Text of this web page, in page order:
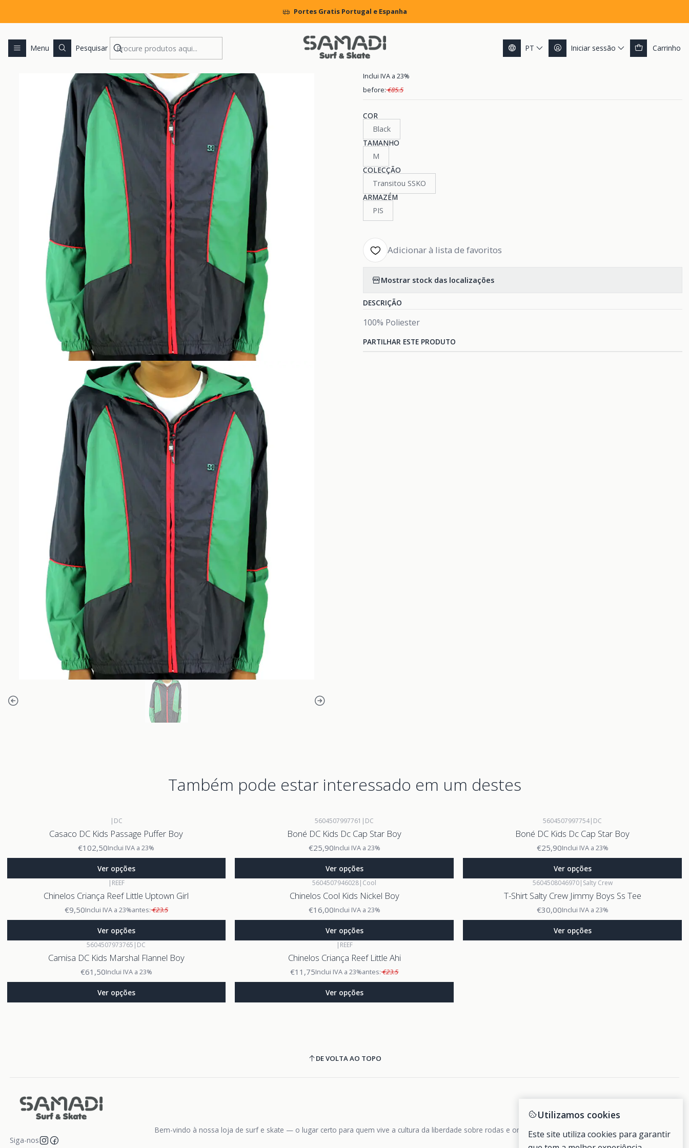
Menu Pesquisar PT Iniciar sessão Carrinho
Portes Gratis Portugal e Espanha
KIDS CLOTHING Jackets Casaco DC Mint Car
|
Casaco DC Mint Car
Inclui IVA a 23%
before:€85.5
COR
Black
TAMANHO
M
COLECÇÃO
Transitou SSKO
ARMAZÉM
PIS
Adicionar à lista de favoritos
Mostrar stock das localizações
DESCRIÇÃO
100% Poliester
PARTILHAR ESTE PRODUTO
Também pode estar interessado em um destes
| DC
Casaco DC Kids Passage Puffer Boy
€102,50Inclui IVA a 23%
Ver opções
5604507997761 | DC
Boné DC Kids Dc Cap Star Boy
€25,90Inclui IVA a 23%
Ver opções
5604507997754| DC
Boné DC Kids Dc Cap Star Boy
€25,90Inclui IVA a 23%
Ver opções
| REEF
Chinelos Criança Reef Little Uptown Girl
€9,50Inclui IVA a 23%antes:€23.5
Ver opções
5604507946028| Cool
Chinelos Cool Kids Nickel Boy
€16,00Inclui IVA a 23%
Ver opções
5604508046970| Salty Crew
T-Shirt Salty Crew Jimmy Boys Ss Tee
€30,00Inclui IVA a 23%
Ver opções
5604507973765 | DC
Camisa DC Kids Marshal Flannel Boy
€61,50Inclui IVA a 23%
Ver opções
| REEF
Chinelos Criança Reef Little Ahi
€11,75Inclui IVA a 23%antes:€23.5
Ver opções
DE VOLTA AO TOPO
Bem-vindo à nossa loja de surf e skate — o lugar certo para quem vive a cultura da liberdade sobre rodas e ondas.
Siga-nos
Utilizamos cookies
Este site utiliza cookies para garantir